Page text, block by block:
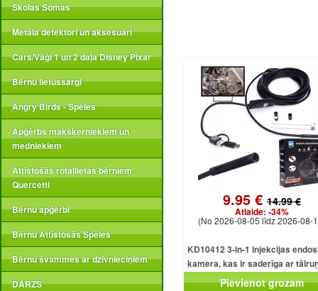
Skolas Somas
Metāla detektori un aksesuāri
Cars/Vāģi 1 un 2 daļa Disney Pixar
Bērnu lietussargi
Angry Birds - Spēles
Apģērbs makšķerniekiem un
medniekiem
Attīstošās rotaļlietas bērniem
Quercetti
Bērnu apģērbi
Bērnu Attīstošās Spēles
Bērnu švammes ar dzīvnieciņiem
DĀRZS
9.95 € 14.99 €
Atlaide: -34%
(No 2026-08-05 līdz 2026-08-
KD10412 3-in-1 injekcijas
kamera, kas ir saderīga ar
USB, Android, iOS, Windows
Pievienot grozam